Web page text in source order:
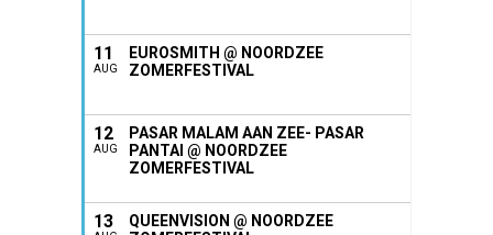
11
AUG
EUROSMITH @ NOORDZEE
ZOMERFESTIVAL
12
AUG
PASAR MALAM AAN ZEE- PASAR
PANTAI @ NOORDZEE
ZOMERFESTIVAL
13
QUEENVISION @ NOORDZEE